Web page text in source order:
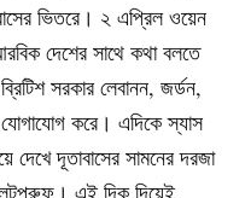
ভিতরে। ২ এপ্রিল ওয়েন
দেশের সাথে কথা বলতে
সরকার লেবানন, জর্ডন,
যোগাযোগ করে। এদিকে স্যাস
দেখে দূতাবাসের সামনের দরজা
এই দিক দিয়েই